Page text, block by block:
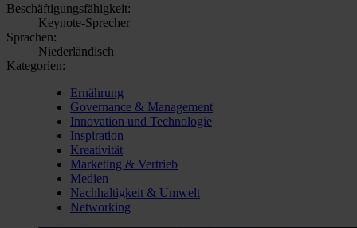
Beschäftigungsfähigkeit:
Keynote-Sprecher
Sprachen:
Niederländisch
Kategorien:
Ernährung
Governance & Management
Innovation und Technologie
Inspiration
Kreativität
Marketing & Vertrieb
Medien
Nachhaltigkeit & Umwelt
Networking